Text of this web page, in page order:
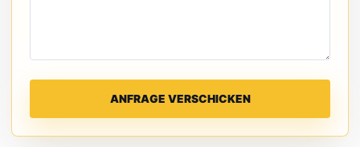
ANFRAGE VERSCHICKEN